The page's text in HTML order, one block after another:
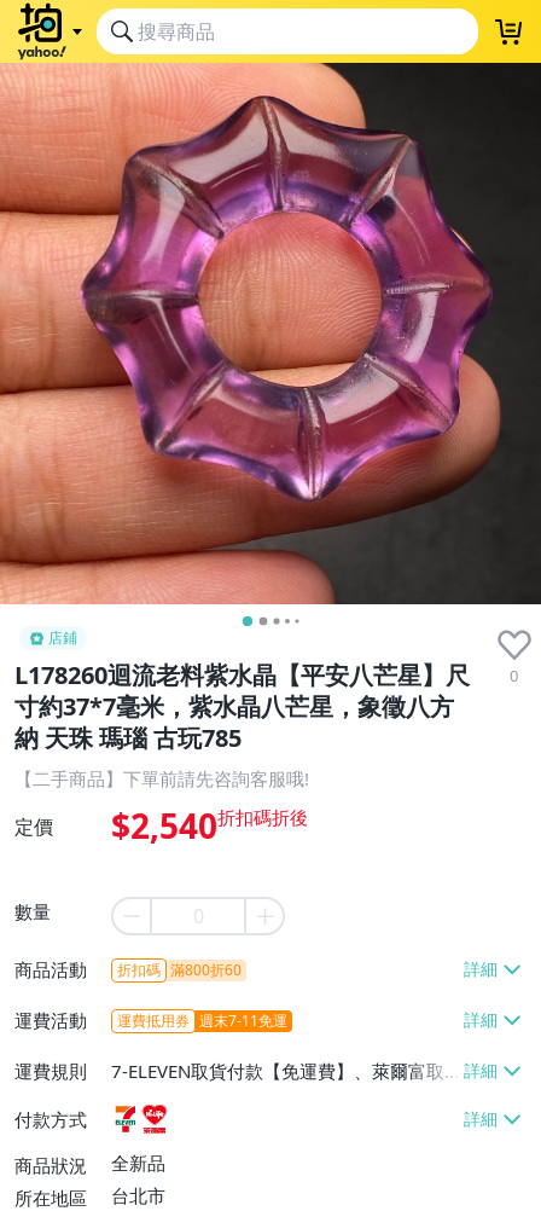
店鋪
L178260迴流老料紫水晶【平安八芒星】尺
寸約37*7毫米，紫水晶八芒星，象徵八方
納 天珠 瑪瑙 古玩785
0
【二手商品】下單前請先咨詢客服哦!
定價 $2,540
數量
商品活動 折扣碼 滿800折60
運費活動 運費抵用券 週末7-11免運
運費規則
7-ELEVEN取貨付款【免運費】、萊爾富取
貨付款【免運費】
付款方式
商品狀況
全新品
所在地區
台北市